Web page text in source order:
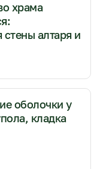
храма
алтаря и
оболочки у
кладка